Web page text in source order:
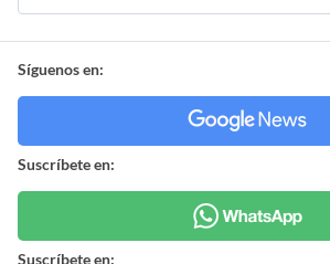
Síguenos en:
Suscríbete en:
Suscríbete en: